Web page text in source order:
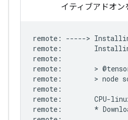
イティブアドオン
remote : ----->
remote :
remote :
remote :
        >
@
remote :
        >
node
remote :
remote : CPU-
remote : *